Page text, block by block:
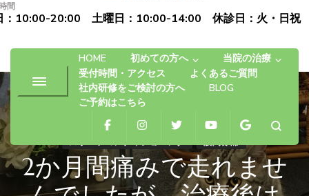
間
：10:00-20:00 土曜日：10:00-14:00 休診日：火・日祝
HOME 初めての方へ
当院の治療
受付時間・アクセス
よくあるご質問
社内研修をご検討の方へ
BLOG
ご予約はこちら
スポーツコンディショニング 股関節痛
2か月間痛みで走れませ